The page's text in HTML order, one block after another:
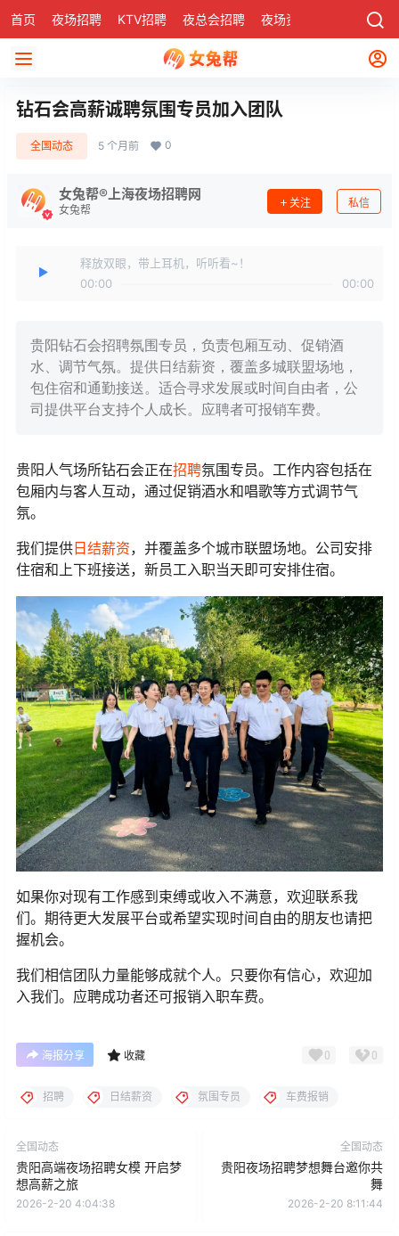
首页 夜场招聘 KTV招聘 夜总会招聘 夜场资讯 社区
钻石会高薪诚聘氛围专员加入团队
全国动态 5 个月前 0
女兔帮®上海夜场招聘网
女兔帮
关注 私信
释放双眼，带上耳机，听听看~！
00:00
00:00
贵阳钻石会招聘氛围专员，负责包厢互动、促销酒
水、调节气氛。提供日结薪资，覆盖多城联盟场地，
包住宿和通勤接送。适合寻求发展或时间自由者，公
司提供平台支持个人成长。应聘者可报销车费。
贵阳人气场所钻石会正在招聘氛围专员。工作内容包括在
包厢内与客人互动，通过促销酒水和唱歌等方式调节气
氛。
我们提供 日结薪资，并覆盖多个城市联盟场地。公司安排
住宿和上下班接送，新员工入职当天即可安排住宿。
如果你对现有工作感到束缚或收入不满意，欢迎联系我
们。期待更大发展平台或希望实现时间自由的朋友也请把
握机会。
我们相信团队力量能够成就个人。只要你有信心，欢迎加
入我们。应聘成功者还可报销入职车费。
海报分享 收藏 0 0
招聘 日结薪资 氛围专员 车费报销
全国动态
贵阳高端夜场招聘女模 开启梦
想高薪之旅
2026-2-20 4:04:38
全国动态
贵阳夜场招聘梦想舞台邀你共
舞
2026-2-20 8:11:44